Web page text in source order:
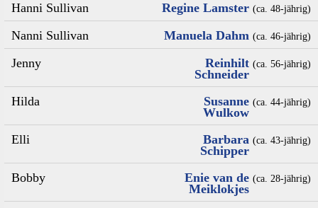
Hanni Sullivan Regine Lamster (ca. 48‑jährig)
Nanni Sullivan Manuela Dahm (ca. 46‑jährig)
Jenny
Reinhilt
Schneider
(ca. 56‑jährig)
Hilda
Susanne
Wulkow
(ca. 44‑jährig)
Elli
Barbara
Schipper
(ca. 43‑jährig)
Bobby
Enie van de
Meiklokjes
(ca. 28‑jährig)